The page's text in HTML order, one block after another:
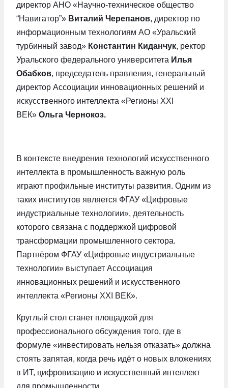
директор АНО «Научно-техническое общество
“Навигатор”» Виталий Черепанов, директор по
информационным технологиям АО «Уральский
турбинный завод» Константин Киданчук, ректор
Уральского федерального университета Илья
Обабков, председатель правления, генеральный
директор Ассоциации инновационных решений и
искусственного интеллекта «Регионы XXI
ВЕК» Ольга Чернокоз.
В контексте внедрения технологий искусственного
интеллекта в промышленность важную роль
играют профильные институты развития. Одним из
таких институтов является ФГАУ «Цифровые
индустриальные технологии», деятельность
которого связана с поддержкой цифровой
трансформации промышленного сектора.
Партнёром ФГАУ «Цифровые индустриальные
технологии» выступает Ассоциация
инновационных решений и искусственного
интеллекта «Регионы XXI ВЕК».
Круглый стол станет площадкой для
профессионального обсуждения того, где в
формуле «инвестировать нельзя отказать» должна
стоять запятая, когда речь идёт о новых вложениях
в ИТ, цифровизацию и искусственный интеллект